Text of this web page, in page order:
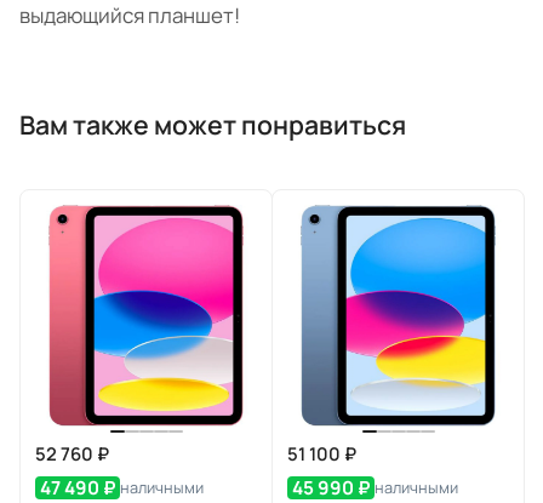
выдающийся планшет!
Вам также может понравиться
52 760 ₽
47 490 ₽ наличными
51 100 ₽
45 990 ₽ наличными